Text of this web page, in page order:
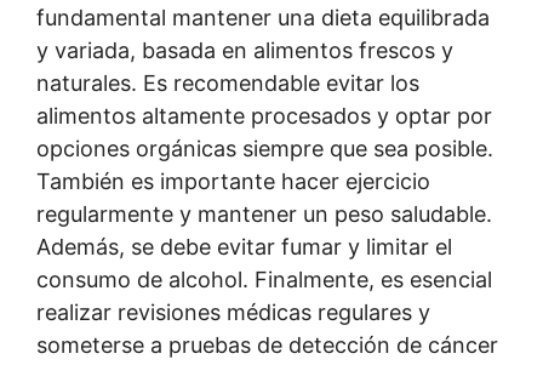
fundamental mantener una dieta equilibrada
y variada, basada en alimentos frescos y
naturales. Es recomendable evitar los
alimentos altamente procesados y optar por
opciones orgánicas siempre que sea posible.
También es importante hacer ejercicio
regularmente y mantener un peso saludable.
Además, se debe evitar fumar y limitar el
consumo de alcohol. Finalmente, es esencial
realizar revisiones médicas regulares y
someterse a pruebas de detección de cáncer